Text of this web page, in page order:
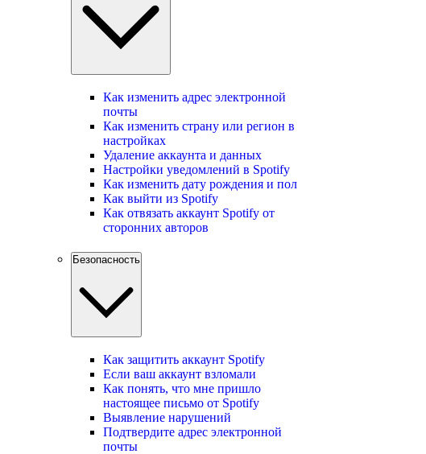
Как изменить адрес электронной
почты
Как изменить страну или регион в
настройках
Удаление аккаунта и данных
Настройки уведомлений в Spotify
Как изменить дату рождения и пол
Как выйти из Spotify
Как отвязать аккаунт Spotify от
сторонних авторов
Безопасность
Как защитить аккаунт Spotify
Если ваш аккаунт взломали
Как понять, что мне пришло
настоящее письмо от Spotify
Выявление нарушений
Подтвердите адрес электронной
почты